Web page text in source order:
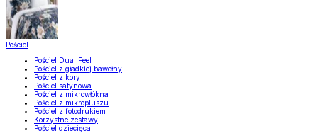
Pościel
Pościel Dual Feel
Pościel z gładkiej bawełny
Pościel z kory
Pościel satynowa
Pościel z mikrowłókna
Pościel z mikropluszu
Pościel z fotodrukiem
Korzystne zestawy
Pościel dziecięca